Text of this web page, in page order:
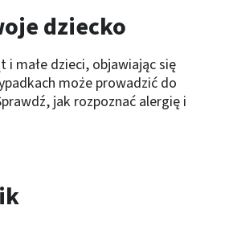
małe dzieci, objawiając się
może prowadzić do
jak rozpoznać alergię i
dziecko